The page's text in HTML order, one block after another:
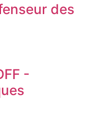
des
-